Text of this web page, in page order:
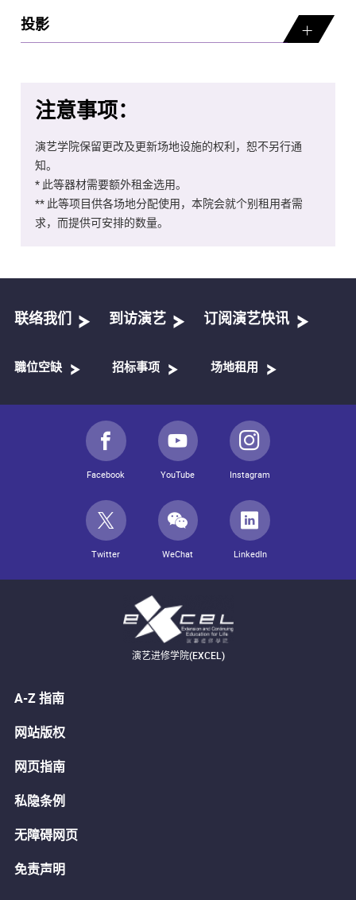
投影
注意事项：
演艺学院保留更改及更新场地设施的权利，恕不另行通
知。
* 此等器材需要额外租金选用。
** 此等项目供各场地分配使用，本院会就个别租用者需
求，而提供可安排的数量。
联络我们 到访演艺 订阅演艺快讯
職位空缺 招标事项 场地租用
Facebook YouTube Instagram
Twitter WeChat LinkedIn
演艺进修学院(EXCEL)
A-Z 指南
网站版权
网页指南
私隐条例
无障碍网页
免责声明